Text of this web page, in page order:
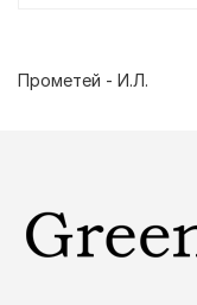
Прометей - И.Л.